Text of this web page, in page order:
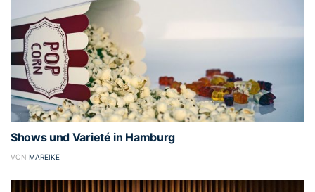
Shows und Varieté in Hamburg
VON MAREIKE